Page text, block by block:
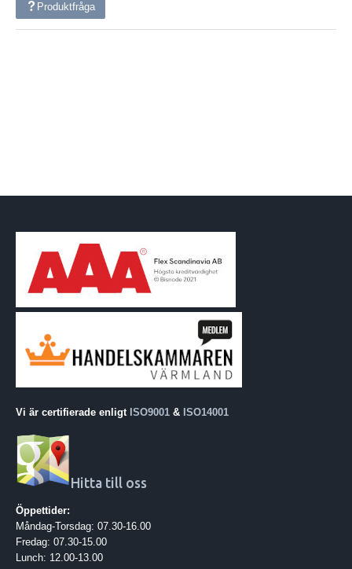
Produktfråga
Vi är certifierade enligt ISO9001 & ISO14001
Hitta till oss
Öppettider:
Måndag-Torsdag: 07.30-16.00
Fredag: 07.30-15.00
Lunch: 12.00-13.00